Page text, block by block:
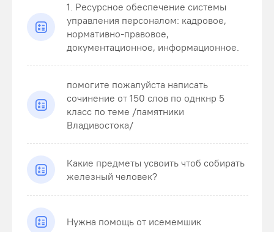
1. Ресурсное обеспечение системы
управления персоналом: кадровое,
нормативно-правовое,
документационное, информационное.
помогите пожалуйста написать
сочинение от 150 слов по однкнр 5
класс по теме /памятники
Владивостока/
Какие предметы усвоить чтоб собирать
железный человек?
Нужна помощь от исемемшик